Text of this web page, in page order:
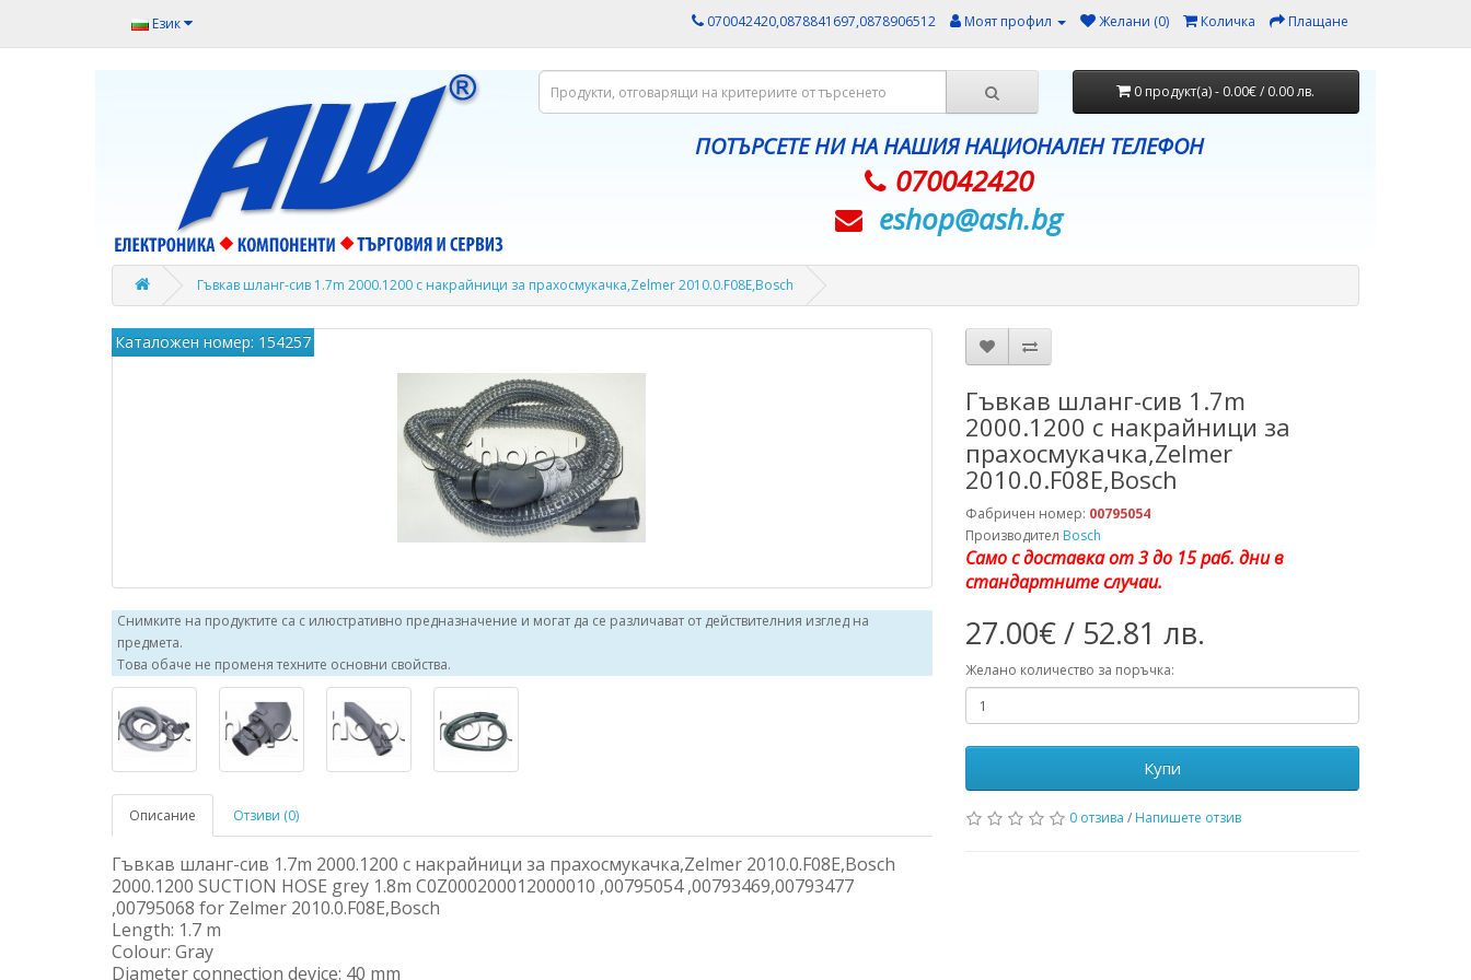
Език 070042420,0878841697,0878906512 Моят профил Желани (0) Количка Плащане
0 продукт(а) - 0.00€ / 0.00 лв.
ПОТЪРСЕТЕ НИ НА НАШИЯ НАЦИОНАЛЕН ТЕЛЕФОН
070042420
eshop@­ash.bg
Гъвкав шланг-сив 1.7m 2000.1200 с накрайници за прахосмукачка,Zelmer 2010.0.F08E,Bosch
Каталожен номер: 154257
Снимките на продуктите са с илюстративно предназначение и могат да се различават от действителния изглед на
предмета.
Това обаче не променя техните основни свойства.
Описание Отзиви (0)
Гъвкав шланг-сив 1.7m 2000.1200 с накрайници за прахосмукачка,Zelmer 2010.0.F08E,Bosch
2000.1200 SUCTION HOSE grey 1.8m C0Z000200012000010 ,00795054 ,00793469,00793477
,00795068 for Zelmer 2010.0.F08E,Bosch
Length: 1.7 m
Colour: Gray
Diameter connection device: 40 mm
Гъвкав шланг-сив 1.7m
2000.1200 с накрайници за
прахосмукачка,Zelmer
2010.0.F08E,Bosch
Фабричен номер: 00795054
Производител Bosch
Само с доставка от 3 до 15 раб. дни в
стандартните случаи.
27.00€ / 52.81 лв.
Желано количество за поръчка:
Купи
0 отзива / Напишете отзив